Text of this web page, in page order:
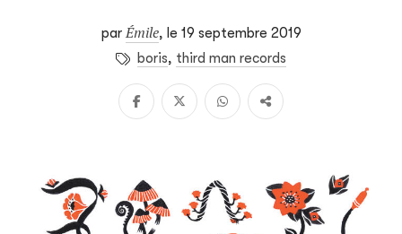
parÉmile, le 19 septembre 2019
boris, third man records